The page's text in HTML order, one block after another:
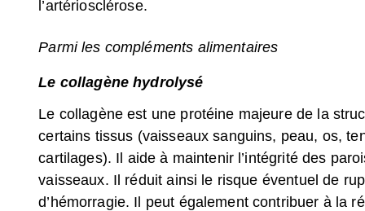
l’artériosclérose.
Parmi les compléments alimentaires
Le collagène hydrolysé
Le collagène est une protéine majeure de la
certains tissus (vaisseaux sanguins, peau, os,
cartilages). Il aide à maintenir l’intégrité des
vaisseaux. Il réduit ainsi le risque éventuel de
d’hémorragie. Il peut également contribuer à la